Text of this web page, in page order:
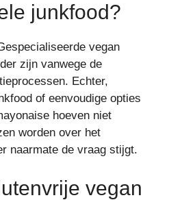
junkfood?
vegan
zijn vanwege de
Echter,
of eenvoudige opties
hoeven niet
worden over het
naarmate de vraag stijgt.
vegan